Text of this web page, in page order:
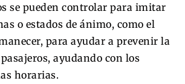
se pueden controlar para imitar
o estados de ánimo, como el
para ayudar a prevenir la
ayudando con los
horarias.